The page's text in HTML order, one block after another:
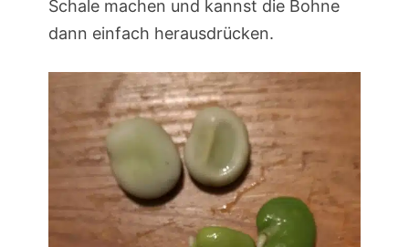
Schale machen und kannst die Bohne
dann einfach herausdrücken.